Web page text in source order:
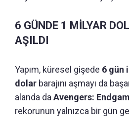
6 GÜNDE 1 MİLYAR
AŞILDI
Yapım, küresel gişede 6 gün
dolar barajını aşmayı da
alanda da Avengers:
rekorunun yalnızca bir gün